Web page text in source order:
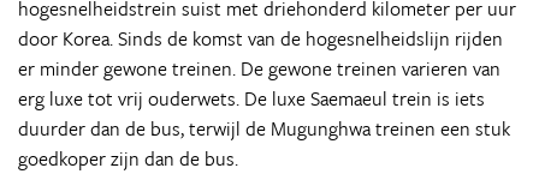
hogesnelheidstrein suist met driehonderd kilometer per uur
door Korea. Sinds de komst van de hogesnelheidslijn rijden
er minder gewone treinen. De gewone treinen varieren van
erg luxe tot vrij ouderwets. De luxe Saemaeul trein is iets
duurder dan de bus, terwijl de Mugunghwa treinen een stuk
goedkoper zijn dan de bus.